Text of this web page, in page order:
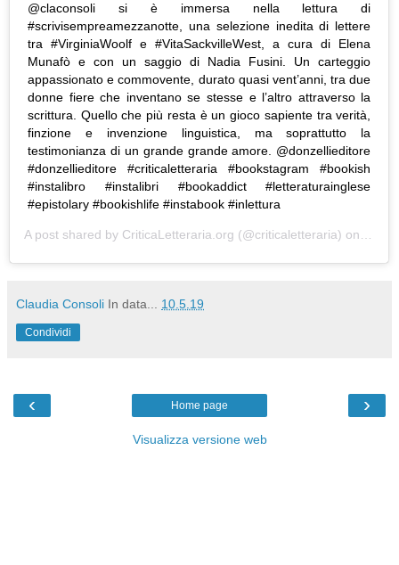
@claconsoli si è immersa nella lettura di
#scrivisempreamezzanotte, una selezione inedita di lettere
tra #VirginiaWoolf e #VitaSackvilleWest, a cura di Elena
Munafò e con un saggio di Nadia Fusini. Un carteggio
appassionato e commovente, durato quasi vent’anni, tra due
donne fiere che inventano se stesse e l’altro attraverso la
scrittura. Quello che più resta è un gioco sapiente tra verità,
finzione e invenzione linguistica, ma soprattutto la
testimonianza di un grande grande amore. @donzellieditore
#donzellieditore #criticaletteraria #bookstagram #bookish
#instalibro #instalibri #bookaddict #letteraturainglese
#epistolary #bookishlife #instabook #inlettura
A post shared by CriticaLetteraria.org (@criticaletteraria) on May
Claudia Consoli In data... 10.5.19
Condividi
‹ ›
Home page
Visualizza versione web